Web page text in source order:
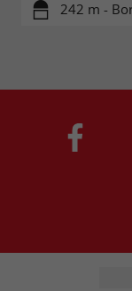
242 m -